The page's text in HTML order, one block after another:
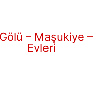
– Maşukiye
Evleri